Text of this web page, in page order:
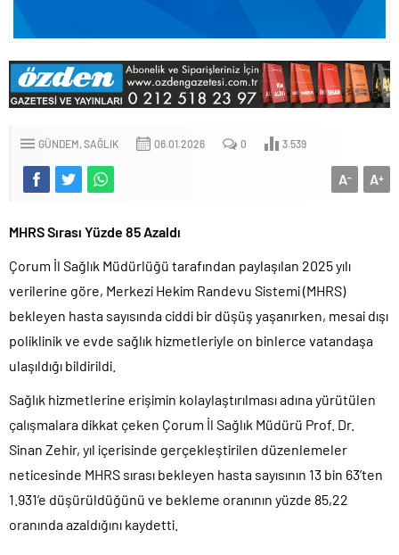
GÜNDEM SAĞLIK 06.01.2026 0 3.539
A+
A-
MHRS Sırası Yüzde 85 Azaldı
Çorum İl Sağlık Müdürlüğü tarafından paylaşılan 2025 yılı
verilerine göre, Merkezi Hekim Randevu Sistemi (MHRS)
bekleyen hasta sayısında ciddi bir düşüş yaşanırken, mesai dışı
poliklinik ve evde sağlık hizmetleriyle on binlerce vatandaşa
ulaşıldığı bildirildi.
Sağlık hizmetlerine erişimin kolaylaştırılması adına yürütülen
çalışmalara dikkat çeken Çorum İl Sağlık Müdürü Prof. Dr.
Sinan Zehir, yıl içerisinde gerçekleştirilen düzenlemeler
neticesinde MHRS sırası bekleyen hasta sayısının 13 bin 63’ten
1.931’e düşürüldüğünü ve bekleme oranının yüzde 85,22
oranında azaldığını kaydetti.